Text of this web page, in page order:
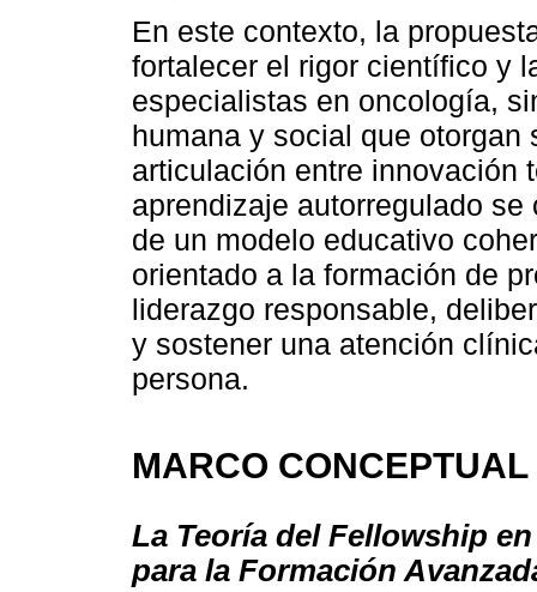
En este contexto, la
fortalecer el rigor científico y
especialistas en oncología,
humana y social que
articulación entre innovación
aprendizaje autorregulado
de un modelo educativo
orientado a la formación de
liderazgo responsable,
y sostener una atención
persona.
MARCO CONCEPTUAL
La Teoría del Fellowship
para la Formación